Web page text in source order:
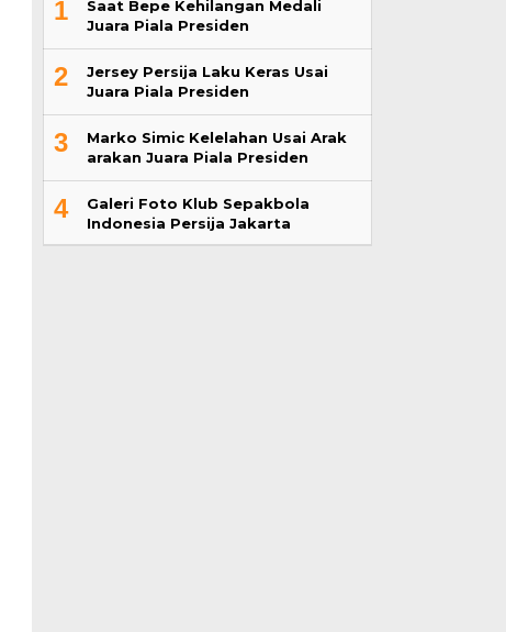
arakan Juara Piala Presiden
4
Indonesia Persija Jakarta